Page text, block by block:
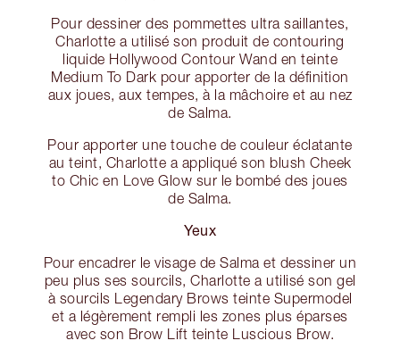
Pour dessiner des pommettes ultra saillantes,
Charlotte a utilisé son produit de contouring
liquide Hollywood Contour Wand en teinte
Medium To Dark pour apporter de la définition
aux joues, aux tempes, à la mâchoire et au nez
de Salma.
Pour apporter une touche de couleur éclatante
au teint, Charlotte a appliqué son blush Cheek
to Chic en Love Glow sur le bombé des joues
de Salma.
Yeux
Pour encadrer le visage de Salma et dessiner un
peu plus ses sourcils, Charlotte a utilisé son gel
à sourcils Legendary Brows teinte Supermodel
et a légèrement rempli les zones plus éparses
avec son Brow Lift teinte Luscious Brow.